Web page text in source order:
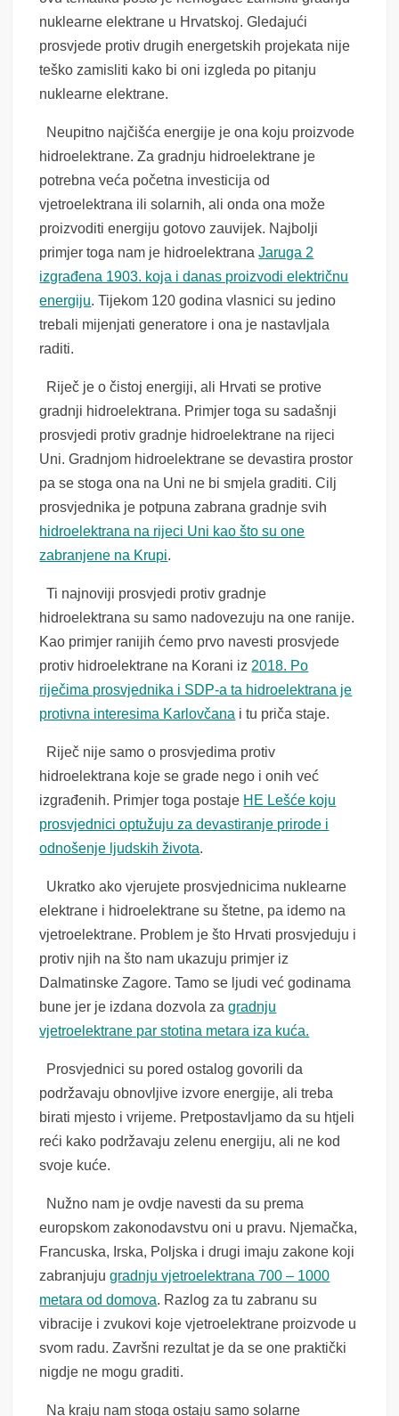
nuklearne elektrane u Hrvatskoj. Gledajući
prosvjede protiv drugih energetskih projekata nije
teško zamisliti kako bi oni izgleda po pitanju
nuklearne elektrane.
Neupitno najčišća energije je ona koju proizvode
hidroelektrane. Za gradnju hidroelektrane je
potrebna veća početna investicija od
vjetroelektrana ili solarnih, ali onda ona može
proizvoditi energiju gotovo zauvijek. Najbolji
primjer toga nam je hidroelektranaJaruga 2
izgrađena 1903. koja i danas proizvodi električnu
energiju. Tijekom 120 godina vlasnici su jedino
trebali mijenjati generatore i ona je nastavljala
raditi.
Riječ je o čistoj energiji, ali Hrvati se protive
gradnji hidroelektrana. Primjer toga su sadašnji
prosvjedi protiv gradnje hidroelektrane na rijeci
Uni. Gradnjom hidroelektrane se devastira prostor
pa se stoga ona na Uni ne bi smjela graditi. Cilj
prosvjednika je potpuna zabrana gradnje svih
hidroelektrana na rijeci Uni kao što su one
zabranjene na Krupi.
Ti najnoviji prosvjedi protiv gradnje
hidroelektrana su samo nadovezuju na one ranije.
Kao primjer ranijih ćemo prvo navesti prosvjede
protiv hidroelektrane na Korani iz 2018. Po
riječima prosvjednika i SDP-a ta hidroelektrana je
protivna interesima Karlovčana i tu priča staje.
Riječ nije samo o prosvjedima protiv
hidroelektrana koje se grade nego i onih već
izgrađenih. Primjer toga postaje HE Lešće koju
prosvjednici optužuju za devastiranje prirode i
odnošenje ljudskih života.
Ukratko ako vjerujete prosvjednicima nuklearne
elektrane i hidroelektrane su štetne, pa idemo na
vjetroelektrane. Problem je što Hrvati prosvjeduju i
protiv njih na što nam ukazuju primjer iz
Dalmatinske Zagore. Tamo se ljudi već godinama
bune jer je izdana dozvola zagradnju
vjetroelektrane par stotina metara iza kuća.
Prosvjednici su pored ostalog govorili da
podržavaju obnovljive izvore energije, ali treba
birati mjesto i vrijeme. Pretpostavljamo da su htjeli
reći kako podržavaju zelenu energiju, ali ne kod
svoje kuće.
Nužno nam je ovdje navesti da su prema
europskom zakonodavstvu oni u pravu. Njemačka,
Francuska, Irska, Poljska i drugi imaju zakone koji
zabranjujugradnju vjetroelektrana 700 – 1000
metara od domova. Razlog za tu zabranu su
vibracije i zvukovi koje vjetroelektrane proizvode u
svom radu. Završni rezultat je da se one praktički
nigdje ne mogu graditi.
Na kraju nam stoga ostaju samo solarne